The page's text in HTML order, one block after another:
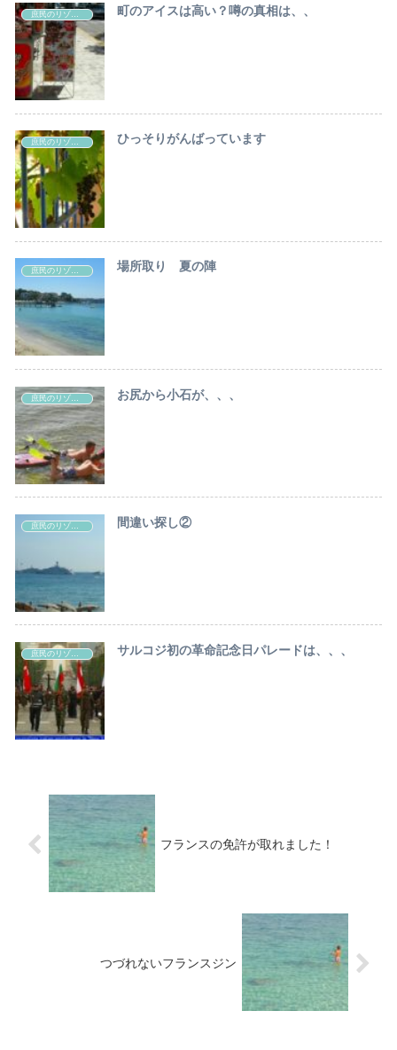
庶民のリゾートライフ 町のアイスは高い？噂の真相は、、
庶民のリゾートライフ ひっそりがんばっています
場所取り 夏の陣
お尻から小石が、、、
間違い探し②
庶民のリゾートライフ サルコジ初の革命記念日パレードは、、、
フランスの免許が取れました！
つづれないフランスジン